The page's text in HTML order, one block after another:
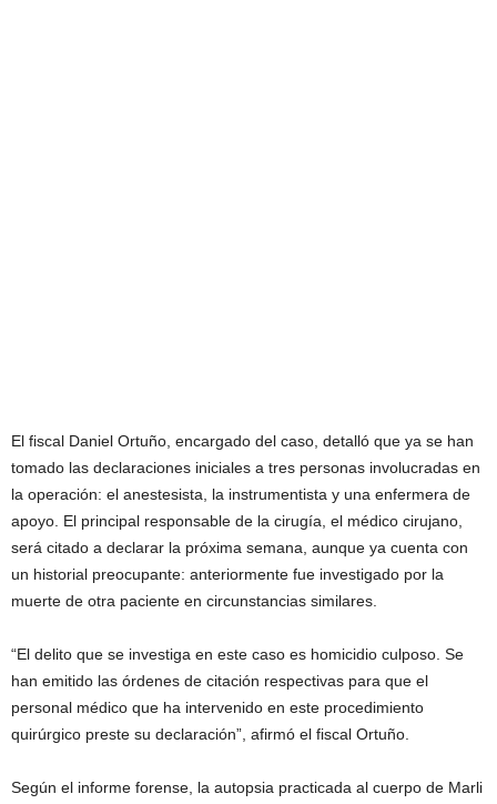
El fiscal Daniel Ortuño, encargado del caso, detalló que ya se han
tomado las declaraciones iniciales a tres personas involucradas en
la operación: el anestesista, la instrumentista y una enfermera de
apoyo. El principal responsable de la cirugía, el médico cirujano,
será citado a declarar la próxima semana, aunque ya cuenta con
un historial preocupante: anteriormente fue investigado por la
muerte de otra paciente en circunstancias similares.
“El delito que se investiga en este caso es homicidio culposo. Se
han emitido las órdenes de citación respectivas para que el
personal médico que ha intervenido en este procedimiento
quirúrgico preste su declaración”, afirmó el fiscal Ortuño.
Según el informe forense, la autopsia practicada al cuerpo de Marli